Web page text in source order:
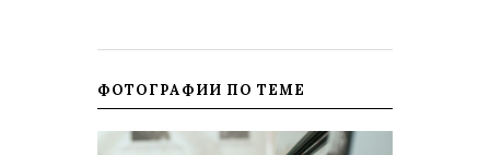
ФОТОГРАФИИ ПО ТЕМЕ